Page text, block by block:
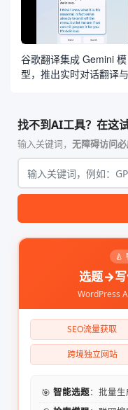
谷歌翻译集成 Gemini 模
型，推出实时对话翻译
找不到AI工具？在这试
输入关键词， 无障碍访问
🍐
选题→写
WordPress
SEO流量获取
跨境独立网站
🎯 智能选题：批量